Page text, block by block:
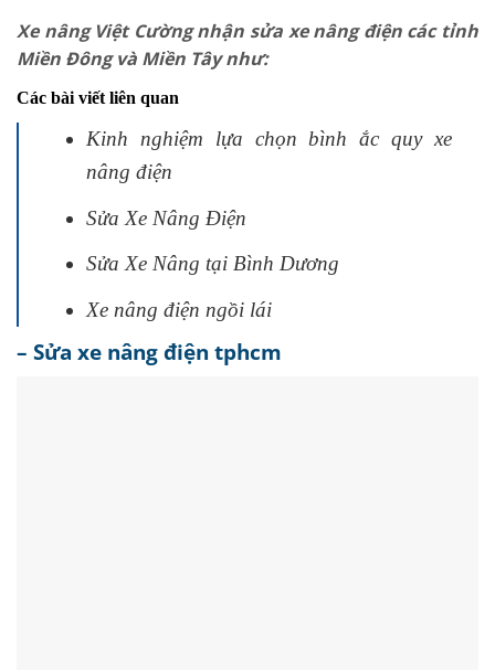
Xe nâng Việt Cường nhận sửa xe nâng điện các tỉnh
Miền Đông và Miền Tây như:
Các bài viết liên quan
Kinh nghiệm lựa chọn bình ắc quy xe
nâng điện
Sửa Xe Nâng Điện
Sửa Xe Nâng tại Bình Dương
Xe nâng điện ngồi lái
– Sửa xe nâng điện tphcm